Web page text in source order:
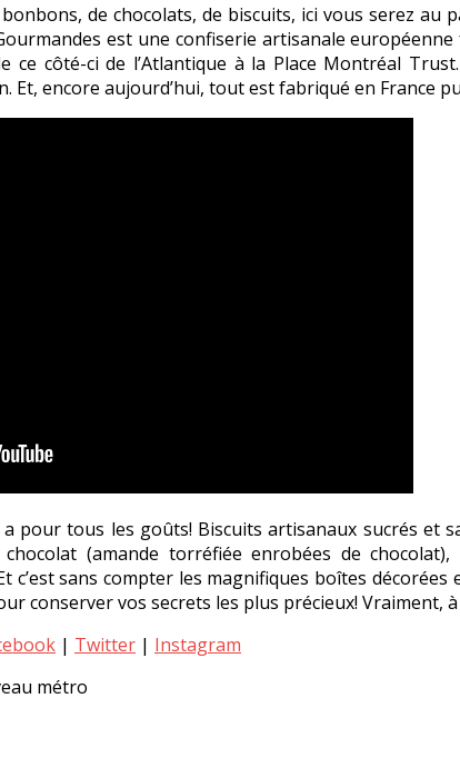
de chocolats, de biscuits, ici vous serez au
est une confiserie artisanale
ce côté-ci de l’Atlantique à la Place Montréal
Et, encore aujourd’hui, tout est fabriqué en France
pour tous les goûts! Biscuits artisanaux sucrés et
(amande torréfiée enrobées de
c’est sans compter les magnifiques boîtes
conserver vos secrets les plus précieux! Vraiment,
| Twitter | Instagram
métro